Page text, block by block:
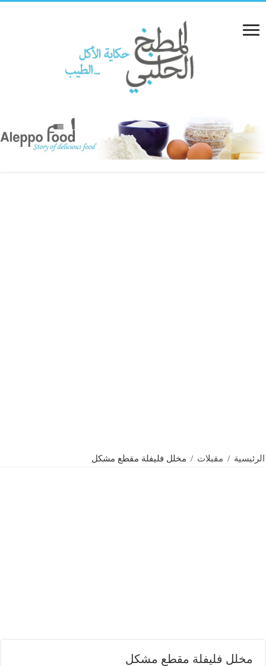
الرئيسية / مقبلات / مخلل فليفلة مقطع مشكل
مخلل فليفلة مقطع مشكل